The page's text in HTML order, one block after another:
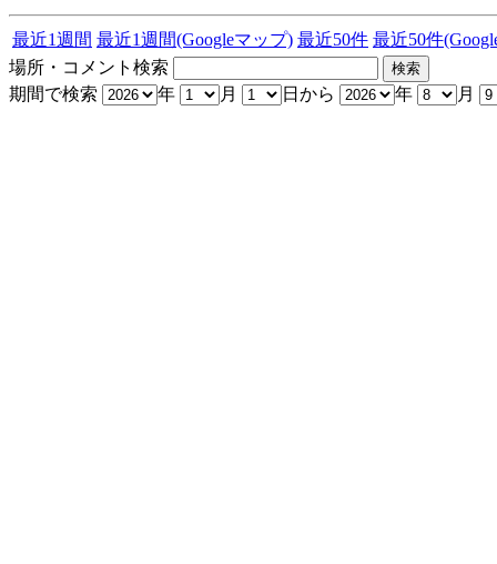
最近1週間 最近1週間(Googleマップ) 最近50件 最近50件
場所・コメント検索
期間で検索
年 月 日から 年 月